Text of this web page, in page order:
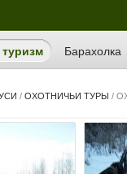
Барахолка
/ ОХОТНИЧЬИ ТУРЫ /